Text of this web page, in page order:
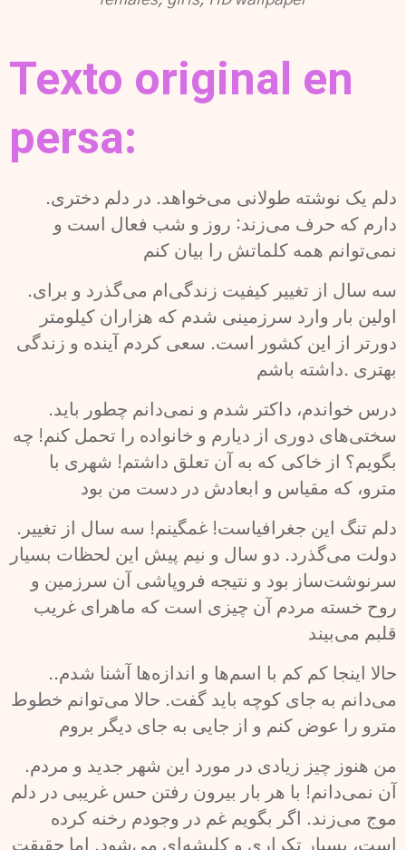
Texto original en
persa:
.دلم یک نوشته طولانی می‌خواهد. در دلم دختری
دارم که حرف می‌زند: روز و شب فعال است و
نمی‌توانم همه کلماتش را بیان کنم
.سه سال از تغییر کیفیت زندگی‌ام می‌گذرد و برای
اولین بار وارد سرزمینی شدم که هزاران کیلومتر
دورتر از این کشور است. سعی کردم آینده و زندگی
بهتری .داشته باشم
.درس خواندم، داکتر شدم و نمی‌دانم چطور باید
سختی‌های دوری از دیارم و خانواده را تحمل کنم! چه
بگویم؟ از خاکی که به آن تعلق داشتم! شهری با
مترو، که مقیاس و ابعادش در دست من بود
.دلم تنگ این جغرافیاست! غمگینم! سه سال از تغییر
دولت می‌گذرد. دو سال و نیم پیش این لحظات بسیار
سرنوشت‌ساز بود و نتیجه فروپاشی آن سرزمین و
روح خسته مردم آن چیزی است که ماهرای غریب
قلبم می‌بیند
.حالا اینجا کم کم با اسم‌ها و اندازه‌ها آشنا شدم.
می‌دانم به جای کوچه باید گفت. حالا می‌توانم خطوط
مترو را عوض کنم و از جایی به جای دیگر بروم
.من هنوز چیز زیادی در مورد این شهر جدید و مردم
آن نمی‌دانم! با هر بار بیرون رفتن حس غریبی در دلم
موج می‌زند. اگر بگویم غم در وجودم رخنه کرده
است، بسیار تکراری و کلیشه‌ای می‌شود. اما حقیقت